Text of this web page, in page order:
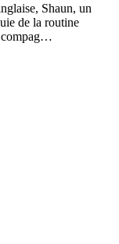
Shaun, un
de la routine
…